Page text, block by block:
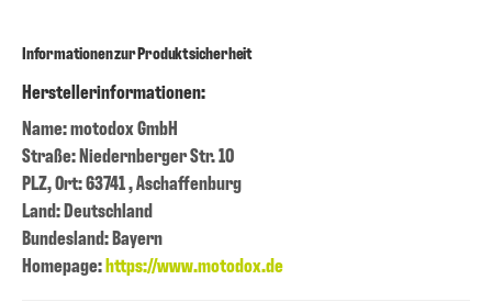
Informationen zur Produktsicherheit
Herstellerinformationen:
Name: motodox GmbH
Straße: Niedernberger Str. 10
PLZ, Ort: 63741 , Aschaffenburg
Land: Deutschland
Bundesland: Bayern
Homepage:https://www.motodox.de